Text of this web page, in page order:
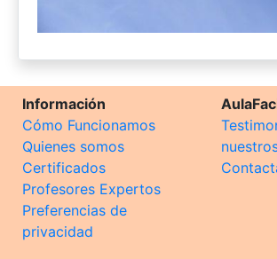
Información
Cómo Funcionamos
Quienes somos
Certificados
Profesores Expertos
Preferencias de
privacidad